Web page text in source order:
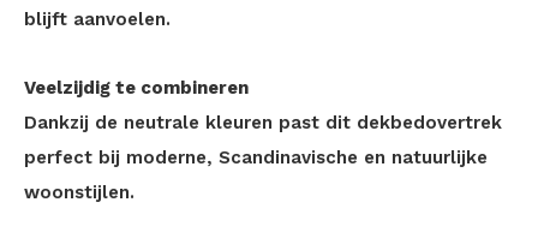
blijft aanvoelen.
Veelzijdig te combineren
Dankzij de neutrale kleuren past dit dekbedovertrek
perfect bij moderne, Scandinavische en natuurlijke
woonstijlen.